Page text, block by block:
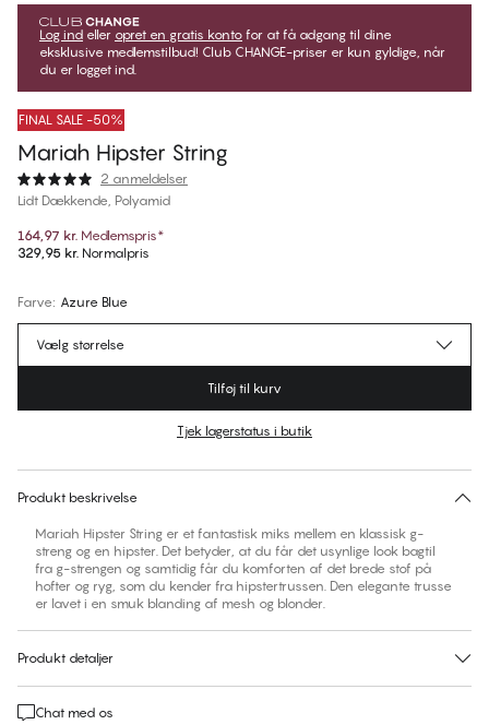
Log ind eller opret en gratis konto for at få adgang til dine
eksklusive medlemstilbud! Club CHANGE-priser er kun gyldige, når
du er logget ind.
FINAL SALE -50%
Mariah Hipster String
2 anmeldelser
Lidt Dækkende, Polyamid
164,97 kr. Medlemspris*
329,95 kr. Normalpris
Farve: Azure Blue
Ingen foreslåede størrelse for dette item
Vælg størrelse
Tilføj til kurv
Tjek lagerstatus i butik
Produkt beskrivelse
Mariah Hipster String er et fantastisk miks mellem en klassisk g-
streng og en hipster. Det betyder, at du får det usynlige look bagtil
fra g-strengen og samtidig får du komforten af det brede stof på
hofter og ryg, som du kender fra hipstertrussen. Den elegante trusse
er lavet i en smuk blanding af mesh og blonder.
Produkt detaljer
Chat med os